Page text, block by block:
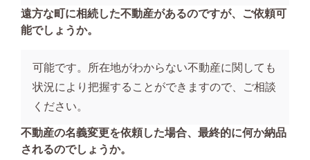
遠方な町に相続した不動産があるのですが、ご依頼可
能でしょうか。
可能です。所在地がわからない不動産に関しても
状況により把握することができますので、ご相談
ください。
不動産の名義変更を依頼した場合、最終的に何か納品
されるのでしょうか。